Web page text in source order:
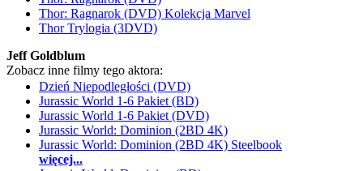
Thor: Ragnarok (DVD) Kolekcja Marvel
Thor Trylogia (3DVD)
Jeff Goldblum
Zobacz inne filmy tego aktora:
Dzień Niepodległości (DVD)
Jurassic World 1-6 Pakiet (BD)
Jurassic World 1-6 Pakiet (DVD)
Jurassic World: Dominion (2BD 4K)
Jurassic World: Dominion (2BD 4K) Steelbook
więcej...